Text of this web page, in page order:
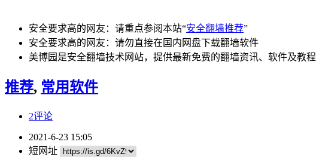
安全要求高的网友：请重点参阅本站“安全翻墙推荐”
安全要求高的网友：请勿直接在国内网盘下载翻墙软件
美博园是安全翻墙技术网站，提供最新免费的翻墙资讯、软件及教程
推荐, 常用软件
2评论
2021-6-23 15:05
短网址